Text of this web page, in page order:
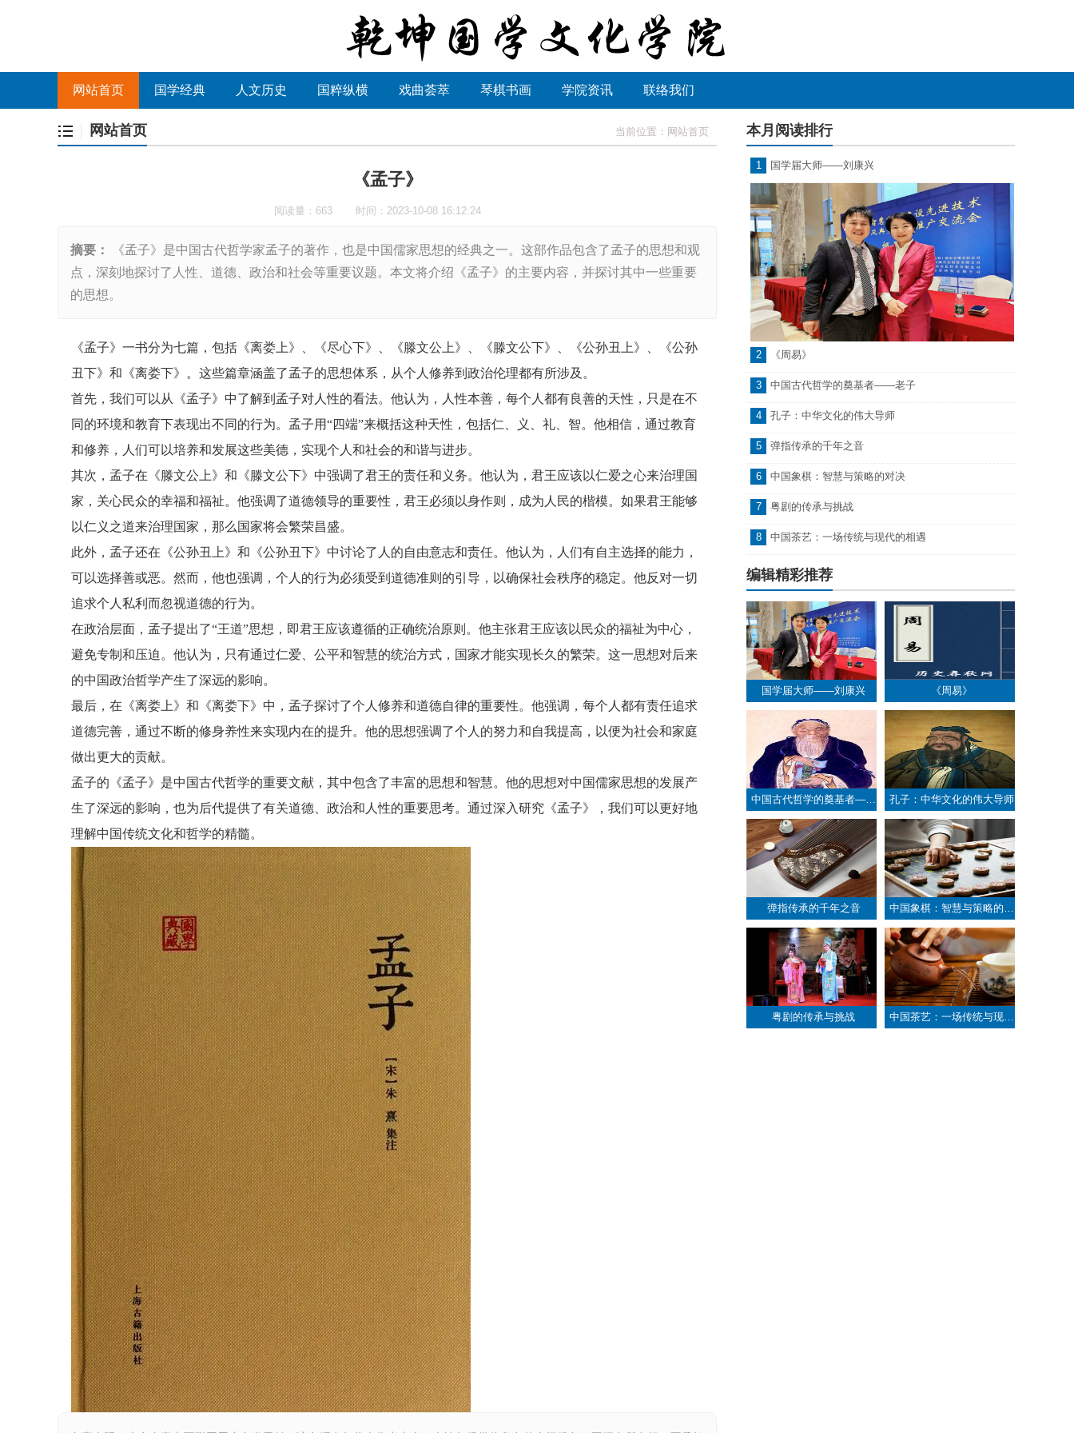
网站首页 国学经典 人文历史 国粹纵横 戏曲荟萃 琴棋书画 学院资讯 联络我们
网站首页 当前位置： 网站首页
《孟子》
阅读量：663 时间：2023-10-08 16:12:24
摘要：
《孟子》是中国古代哲学家孟子的著作，也是中国儒家思想的经典之一。这部作品包含了孟子的思想和观
点，深刻地探讨了人性、道德、政治和社会等重要议题。本文将介绍《孟子》的主要内容，并探讨其中一些重要
的思想。
《孟子》一书分为七篇，包括《离娄上》、《尽心下》、《滕文公上》、《滕文公下》、《公孙丑上》、《公孙
丑下》和《离娄下》。这些篇章涵盖了孟子的思想体系，从个人修养到政治伦理都有所涉及。
首先，我们可以从《孟子》中了解到孟子对人性的看法。他认为，人性本善，每个人都有良善的天性，只是在不
同的环境和教育下表现出不同的行为。孟子用“四端”来概括这种天性，包括仁、义、礼、智。他相信，通过教育
和修养，人们可以培养和发展这些美德，实现个人和社会的和谐与进步。
其次，孟子在《滕文公上》和《滕文公下》中强调了君王的责任和义务。他认为，君王应该以仁爱之心来治理国
家，关心民众的幸福和福祉。他强调了道德领导的重要性，君王必须以身作则，成为人民的楷模。如果君王能够
以仁义之道来治理国家，那么国家将会繁荣昌盛。
此外，孟子还在《公孙丑上》和《公孙丑下》中讨论了人的自由意志和责任。他认为，人们有自主选择的能力，
可以选择善或恶。然而，他也强调，个人的行为必须受到道德准则的引导，以确保社会秩序的稳定。他反对一切
追求个人私利而忽视道德的行为。
在政治层面，孟子提出了“王道”思想，即君王应该遵循的正确统治原则。他主张君王应该以民众的福祉为中心，
避免专制和压迫。他认为，只有通过仁爱、公平和智慧的统治方式，国家才能实现长久的繁荣。这一思想对后来
的中国政治哲学产生了深远的影响。
最后，在《离娄上》和《离娄下》中，孟子探讨了个人修养和道德自律的重要性。他强调，每个人都有责任追求
道德完善，通过不断的修身养性来实现内在的提升。他的思想强调了个人的努力和自我提高，以便为社会和家庭
做出更大的贡献。
孟子的《孟子》是中国古代哲学的重要文献，其中包含了丰富的思想和智慧。他的思想对中国儒家思想的发展产
生了深远的影响，也为后代提供了有关道德、政治和人性的重要思考。通过深入研究《孟子》，我们可以更好地
理解中国传统文化和哲学的精髓。
本月阅读排行
1 国学届大师——刘康兴
2 《周易》
3 中国古代哲学的奠基者——老子
4 孔子：中华文化的伟大导师
5 弹指传承的千年之音
6 中国象棋：智慧与策略的对决
7 粤剧的传承与挑战
8 中国茶艺：一场传统与现代的相遇
编辑精彩推荐
国学届大师——刘康兴 《周易》
中国古代哲学的奠基者——
老子
孔子：中华文化的伟大导师
弹指传承的千年之音
中国象棋：智慧与策略的对
决
粤剧的传承与挑战
中国茶艺：一场传统与现代